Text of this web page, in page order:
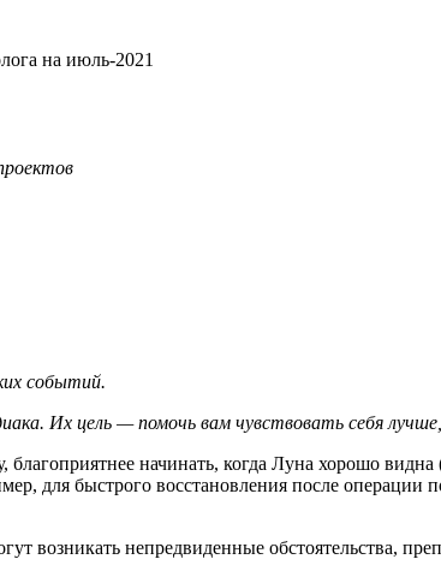
на июль-2021
событий.
Их цель — помочь вам чувствовать себя
благоприятнее начинать, когда Луна хорошо
для быстрого восстановления после операции
возникать непредвиденные обстоятельства,